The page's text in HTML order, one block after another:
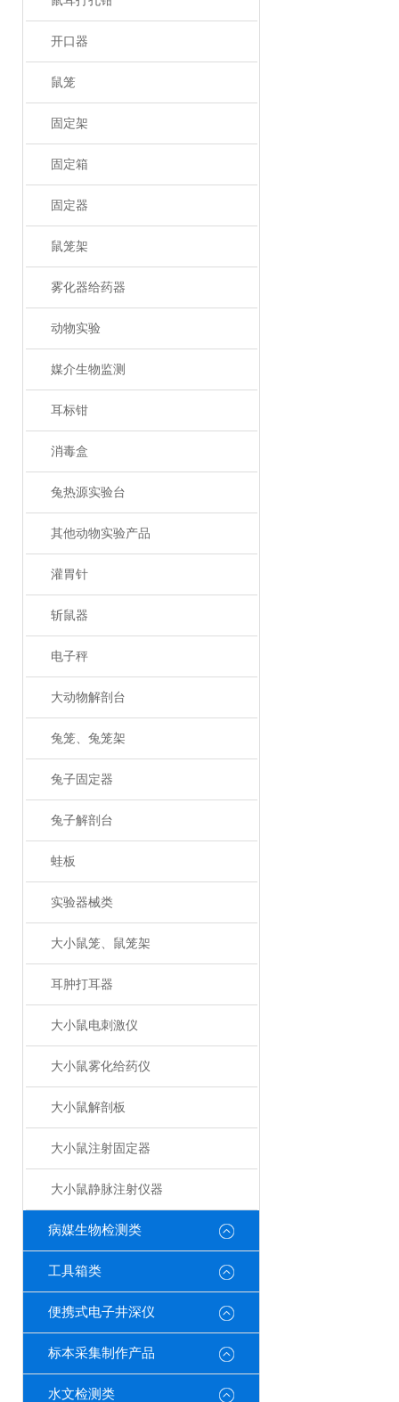
开口器
鼠笼
固定架
固定箱
固定器
鼠笼架
雾化器给药器
动物实验
媒介生物监测
耳标钳
消毒盒
兔热源实验台
其他动物实验产品
灌胃针
斩鼠器
电子秤
大动物解剖台
兔笼、兔笼架
兔子固定器
兔子解剖台
蛙板
实验器械类
大小鼠笼、鼠笼架
耳肿打耳器
大小鼠电刺激仪
大小鼠雾化给药仪
大小鼠解剖板
大小鼠注射固定器
大小鼠静脉注射仪器
病媒生物检测类
工具箱类
便携式电子井深仪
标本采集制作产品
水文检测类